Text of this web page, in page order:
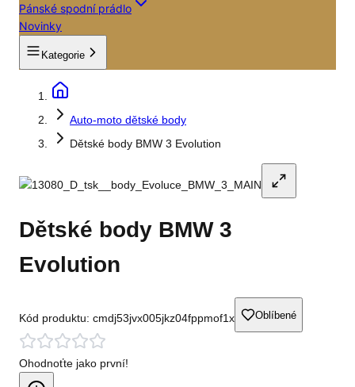
Pánské spodní prádlo
Novinky
Kategorie
Auto-moto dětské body
Dětské body BMW 3 Evolution
Dětské body BMW 3
Evolution
Kód produktu: cmdj53jvx005jkz04fppmof1x Oblíbené
Ohodnoťte jako první!